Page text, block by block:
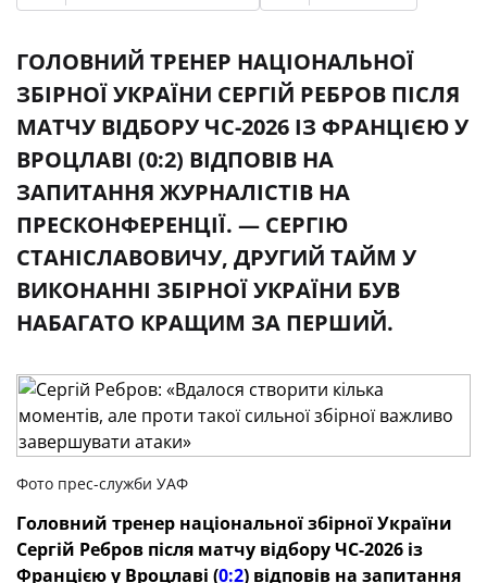
ГОЛОВНИЙ ТРЕНЕР НАЦІОНАЛЬНОЇ
ЗБІРНОЇ УКРАЇНИ СЕРГІЙ РЕБРОВ ПІСЛЯ
МАТЧУ ВІДБОРУ ЧС-2026 ІЗ ФРАНЦІЄЮ У
ВРОЦЛАВІ (0:2) ВІДПОВІВ НА
ЗАПИТАННЯ ЖУРНАЛІСТІВ НА
ПРЕСКОНФЕРЕНЦІЇ. — СЕРГІЮ
СТАНІСЛАВОВИЧУ, ДРУГИЙ ТАЙМ У
ВИКОНАННІ ЗБІРНОЇ УКРАЇНИ БУВ
НАБАГАТО КРАЩИМ ЗА ПЕРШИЙ.
Фото прес-служби УАФ
Головний тренер національної збірної України
Сергій Ребров після матчу відбору ЧС-2026 із
Францією у Вроцлаві (0:2) відповів на запитання